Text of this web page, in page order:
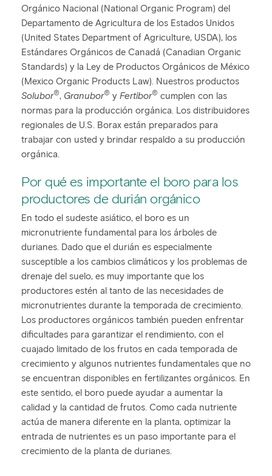
Orgánico Nacional (National Organic Program) del
Departamento de Agricultura de los Estados Unidos
(United States Department of Agriculture, USDA), los
Estándares Orgánicos de Canadá (Canadian Organic
Standards) y la Ley de Productos Orgánicos de México
(Mexico Organic Products Law). Nuestros productos
Solubor®, Granubor® y Fertibor® cumplen con las
normas para la producción orgánica. Los distribuidores
regionales de U.S. Borax están preparados para
trabajar con usted y brindar respaldo a su producción
orgánica.
Por qué es importante el boro para los
productores de durián orgánico
En todo el sudeste asiático, el boro es un
micronutriente fundamental para los árboles de
durianes. Dado que el durián es especialmente
susceptible a los cambios climáticos y los problemas de
drenaje del suelo, es muy importante que los
productores estén al tanto de las necesidades de
micronutrientes durante la temporada de crecimiento.
Los productores orgánicos también pueden enfrentar
dificultades para garantizar el rendimiento, con el
cuajado limitado de los frutos en cada temporada de
crecimiento y algunos nutrientes fundamentales que no
se encuentran disponibles en fertilizantes orgánicos. En
este sentido, el boro puede ayudar a aumentar la
calidad y la cantidad de frutos. Como cada nutriente
actúa de manera diferente en la planta, optimizar la
entrada de nutrientes es un paso importante para el
crecimiento de la planta de durianes.